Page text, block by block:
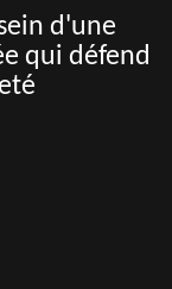
d'une
qui défend